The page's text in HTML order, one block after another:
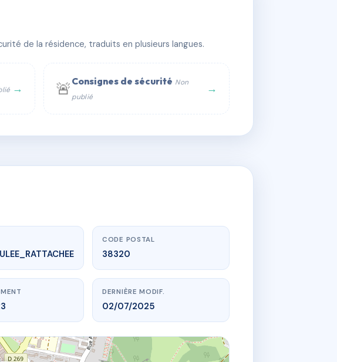
de la résidence, traduits en plusieurs langues.
→ 🚨 Consignes de sécurité Non
publié
→
CODE POSTAL
38320
DERNIÈRE MODIF.
02/07/2025